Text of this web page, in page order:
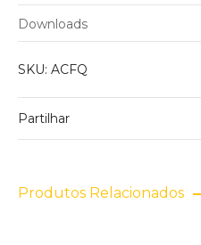
Estrutura
Suporte da Lampâda
Ainda não existem avaliações.
produto podem deixar opinião.
Downloads
SKU: ACFQ
Partilhar
Produtos Relacionados